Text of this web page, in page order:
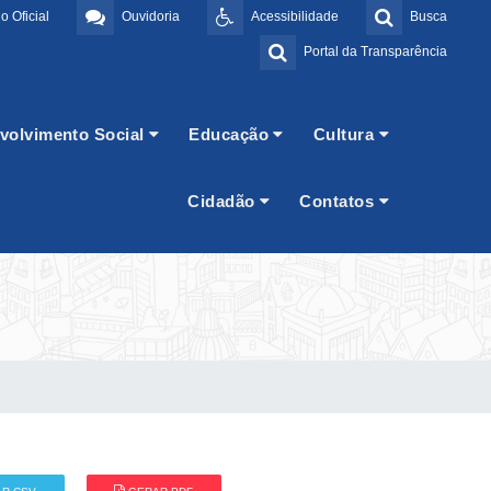
Busca
Acessibilidade
Ouvidoria
Oficial
Portal da Transparência
Social Educação Cultura
Cidadão Contatos